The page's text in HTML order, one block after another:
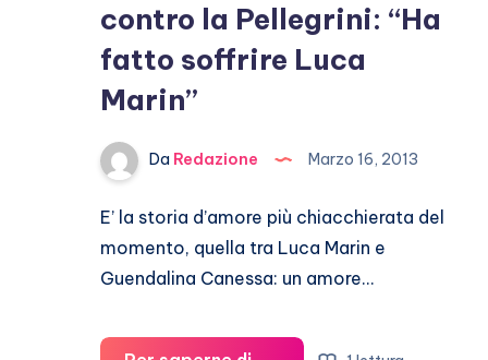
contro la Pellegrini: “Ha
fatto soffrire Luca
Marin”
Da Redazione Marzo 16, 2013
E’ la storia d’amore più chiacchierata del
momento, quella tra Luca Marin e
Guendalina Canessa: un amore…